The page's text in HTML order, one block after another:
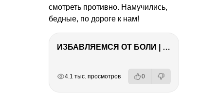
смотреть противно. Намучились,
бедные, по дороге к нам!
ИЗБАВЛЯЕМСЯ ОТ БОЛИ | Важность режима и питания
4.1 тыс. просмотров 0